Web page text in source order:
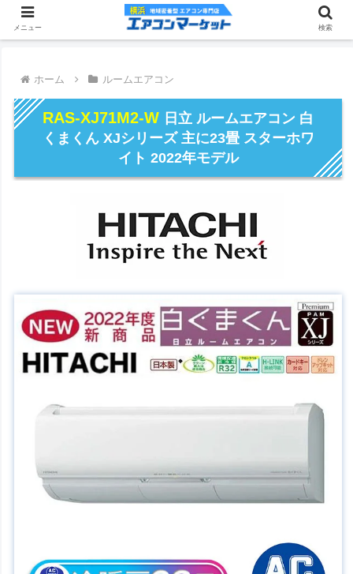
ホーム ルームエアコン
RAS-XJ71M2-W 日立 ルームエアコン 白
くまくん XJシリーズ 主に23畳 スターホワ
イト 2022年モデル
メニュー 検索